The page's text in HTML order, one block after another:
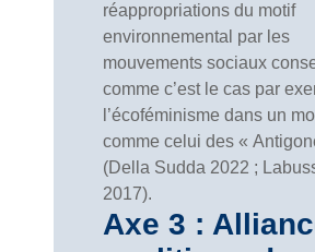
réappropriations du motif
environnemental par les
mouvements sociaux
comme c’est le cas par
l’écoféminisme dans un
comme celui des «
(Della Sudda 2022 ;
2017).
Axe 3 :